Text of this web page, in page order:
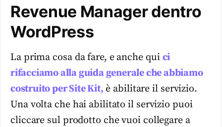
Revenue Manager dentro
WordPress
La prima cosa da fare, e anche qui ci
rifacciamo alla guida generale che abbiamo
costruito per Site Kit, è abilitare il servizio.
Una volta che hai abilitato il servizio puoi
cliccare sul prodotto che vuoi collegare a